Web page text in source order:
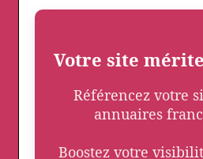
Votre site
Référencez votre
annuaires
Boostez votre